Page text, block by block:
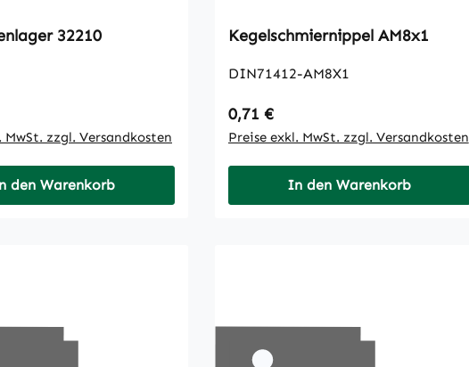
32210
MwSt. zzgl. Versandkosten
den Warenkorb
Kegelschmiernippel AM8x1
DIN71412-AM8X1
Regulärer Preis:
0,71 €
Preise exkl. MwSt. zzgl. Versandkosten
In den Warenkorb